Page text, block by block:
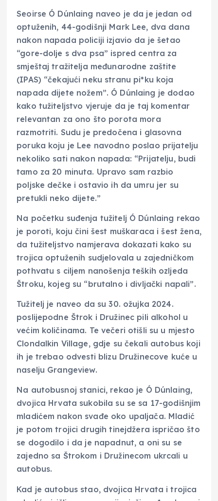
Seoirse Ó Dúnlaing naveo je da je jedan od
optuženih, 44-godišnji Mark Lee, dva dana
nakon napada policiji izjavio da je šetao
“gore-dolje s dva psa” ispred centra za
smještaj tražitelja međunarodne zaštite
(IPAS) “čekajući neku stranu pi*ku koja
napada dijete nožem”. Ó Dúnlaing je dodao
kako tužiteljstvo vjeruje da je taj komentar
relevantan za ono što porota mora
razmotriti. Sudu je predočena i glasovna
poruka koju je Lee navodno poslao prijatelju
nekoliko sati nakon napada: “Prijatelju, budi
tamo za 20 minuta. Upravo sam razbio
poljske dečke i ostavio ih da umru jer su
pretukli neko dijete.”
Na početku suđenja tužitelj Ó Dúnlaing rekao
je poroti, koju čini šest muškaraca i šest žena,
da tužiteljstvo namjerava dokazati kako su
trojica optuženih sudjelovala u zajedničkom
pothvatu s ciljem nanošenja teških ozljeda
Štroku, kojeg su “brutalno i divljački napali”.
Tužitelj je naveo da su 30. ožujka 2024.
poslijepodne Štrok i Družinec pili alkohol u
većim količinama. Te večeri otišli su u mjesto
Clondalkin Village, gdje su čekali autobus koji
ih je trebao odvesti blizu Družinecove kuće u
naselju Grangeview.
Na autobusnoj stanici, rekao je Ó Dúnlaing,
dvojica Hrvata sukobila su se sa 17-godišnjim
mladićem nakon svađe oko upaljača. Mladić
je potom trojici drugih tinejdžera ispričao što
se dogodilo i da je napadnut, a oni su se
zajedno sa Štrokom i Družinecom ukrcali u
autobus.
Kad je autobus stao, dvojica Hrvata i trojica